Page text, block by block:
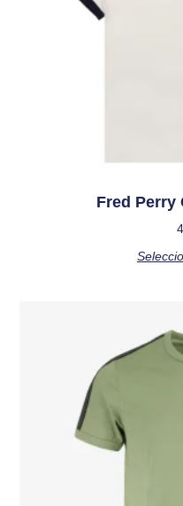
Fred Perry